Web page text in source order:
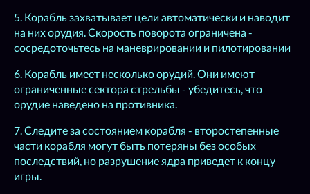
5. Корабль захватывает цели автоматически и наводит
на них орудия. Скорость поворота ограничена -
сосредоточьтесь на маневрировании и пилотировании
6. Корабль имеет несколько орудий. Они имеют
ограниченные сектора стрельбы - убедитесь, что
орудие наведено на противника.
7. Следите за состоянием корабля - второстепенные
части корабля могут быть потеряны без особых
последствий, но разрушение ядра приведет к концу
игры.